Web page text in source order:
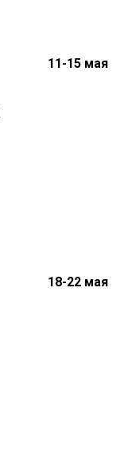
11-15 мая
18-22 мая